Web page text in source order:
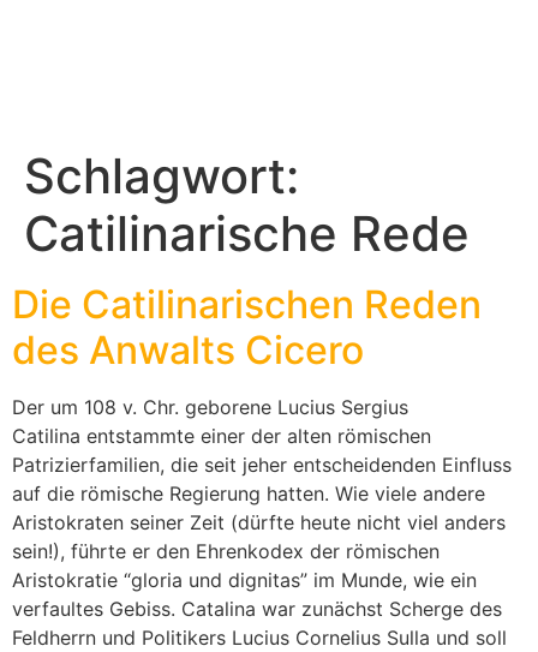
Schlagwort:
Catilinarische Rede
Die Catilinarischen Reden
des Anwalts Cicero
Der um 108 v. Chr. geborene Lucius Sergius
Catilina entstammte einer der alten römischen
Patrizierfamilien, die seit jeher entscheidenden Einfluss
auf die römische Regierung hatten. Wie viele andere
Aristokraten seiner Zeit (dürfte heute nicht viel anders
sein!), führte er den Ehrenkodex der römischen
Aristokratie “gloria und dignitas” im Munde, wie ein
verfaultes Gebiss. Catalina war zunächst Scherge des
Feldherrn und Politikers Lucius Cornelius Sulla und soll